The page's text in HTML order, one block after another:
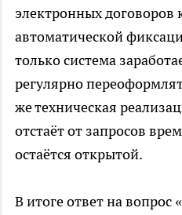
электронных договоров
автоматической
только система
регулярно
же техническая
отстаёт от запросов
остаётся открытой.
В итоге ответ на вопрос